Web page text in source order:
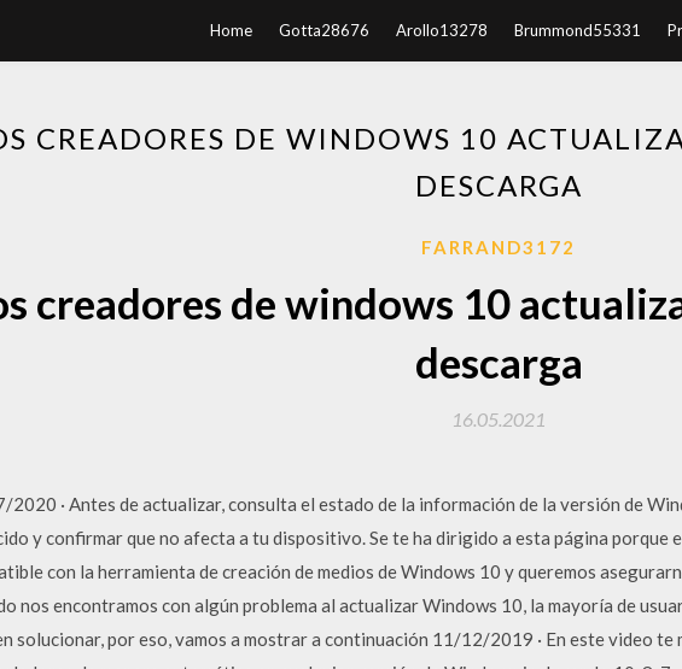
Home Gotta28676 Arollo13278 Brummond55331
CREADORES DE WINDOWS 10
DESCARGA
FARRAND3172
creadores de windows 10
descarga
16.05.2021
2020 · Antes de actualizar, consulta el estado de la información de la versión de
y confirmar que no afecta a tu dispositivo. Se te ha dirigido a esta página porque
con la herramienta de creación de medios de Windows 10 y queremos
nos encontramos con algún problema al actualizar Windows 10, la mayoría de
solucionar, por eso, vamos a mostrar a continuación 11/12/2019 · En este video